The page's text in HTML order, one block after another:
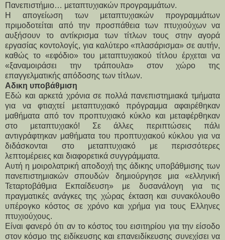
Πανεπιστήμιο… μεταπτυχιακών προγραμμάτων.
Η απογείωση των μεταπτυχιακών προγραμμάτων
πριμοδοτείται από την προσπάθεια των πτυχιούχων να
αυξήσουν το αντίκρισμα των τίτλων τους στην αγορά
εργασίας κοντολογίς, για καλύτερο «πλασάρισμα» σε αυτήν,
καθώς το «εφόδιο» του μεταπτυχιακού τίτλου έρχεται να
«ξαναμοιράσει την τράπουλα» στον χώρο της
επαγγελματικής απόδοσης των τίτλων.
Αδικη υποβάθμιση
Εδώ και αρκετά χρόνια σε πολλά πανεπιστημιακά τμήματα
για να φτιαχτεί μεταπτυχιακό πρόγραμμα αφαιρέθηκαν
μαθήματα από τον προπτυχιακό κύκλο και μεταφέρθηκαν
στο μεταπτυχιακό! Σε άλλες περιπτώσεις πάλι
αντιγράφτηκαν μαθήματα του προπτυχιακού κύκλου για να
διδάσκονται στο μεταπτυχιακό με περισσότερες
λεπτομέρειες και διαφορετικά συγγράμματα.
Αυτή η μοιρολατρική αποδοχή της άδικης υποβάθμισης των
πανεπιστημιακών σπουδών δημιούργησε μια «ελληνική
Τεταρτοβάθμια Εκπαίδευση» με δυσανάλογη για τις
πραγματικές ανάγκες της χώρας έκταση και συνακόλουθο
υπέρογκο κόστος σε χρόνο και χρήμα για τους Ελληνες
πτυχιούχους.
Είναι φανερό ότι αν το κόστος του εισιτηρίου για την είσοδο
στον κόσμο της ειδίκευσης και επανειδίκευσης συνεχίσει να